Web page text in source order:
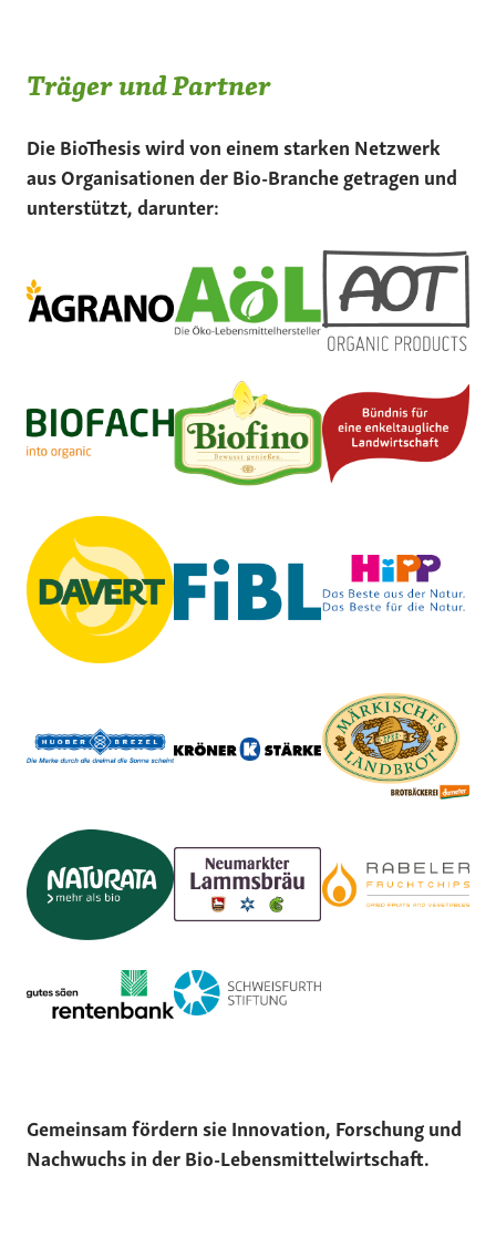
Träger und Partner
Die BioThesis wird von einem starken Netzwerk
aus Organisationen der Bio-Branche getragen und
unterstützt, darunter:
Gemeinsam fördern sie Innovation, Forschung und
Nachwuchs in der Bio-Lebensmittelwirtschaft.